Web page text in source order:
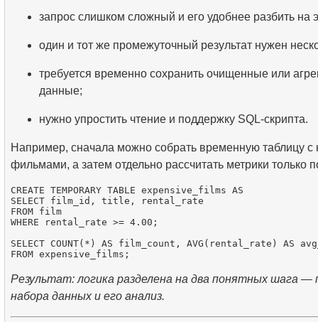
запрос слишком сложный и его удобнее разбить на
один и тот же промежуточный результат нужен
требуется временно сохранить очищенные или
данные;
нужно упростить чтение и поддержку SQL-скрипта.
Например, сначала можно собрать временную таблицу
фильмами, а затем отдельно рассчитать метрики только
CREATE TEMPORARY TABLE expensive_films AS
SELECT film_id, title, rental_rate
FROM film
WHERE rental_rate >= 4.00;
SELECT COUNT(*) AS film_count, AVG(rental_rate) AS
Результат: логика разделена на два понятных шага —
набора данных и его анализ.